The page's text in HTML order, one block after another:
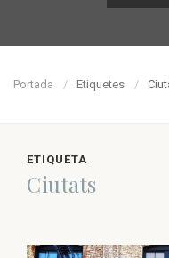
Portada Etiquetes
ETIQUETA
Ciutats